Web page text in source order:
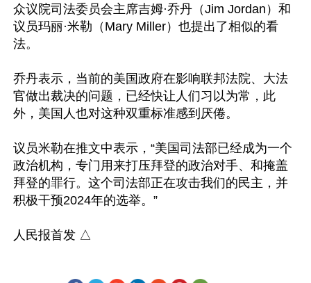
众议院司法委员会主席吉姆·乔丹（Jim Jordan）和
议员玛丽·米勒（Mary Miller）也提出了相似的看
法。
乔丹表示，当前的美国政府在影响联邦法院、大法
官做出裁决的问题，已经快让人们习以为常，此
外，美国人也对这种双重标准感到厌倦。
议员米勒在推文中表示，“美国司法部已经成为一个
政治机构，专门用来打压拜登的政治对手、和掩盖
拜登的罪行。这个司法部正在攻击我们的民主，并
积极干预2024年的选举。”